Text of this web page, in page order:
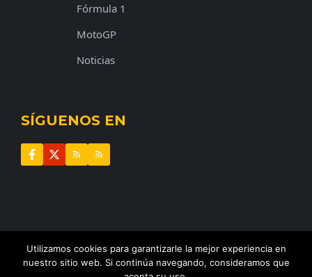
Fórmula 1
MotoGP
Noticias
SÍGUENOS EN
© 2025 |El Perímetro•Todos los derechos reservados
Utilizamos cookies para garantizarle la mejor experiencia en
nuestro sitio web. Si continúa navegando, consideramos que